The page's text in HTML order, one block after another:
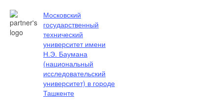
Московский
государственный
технический
университет имени
Н.Э. Баумана
(национальный
исследовательский
университет) в городе
Ташкенте